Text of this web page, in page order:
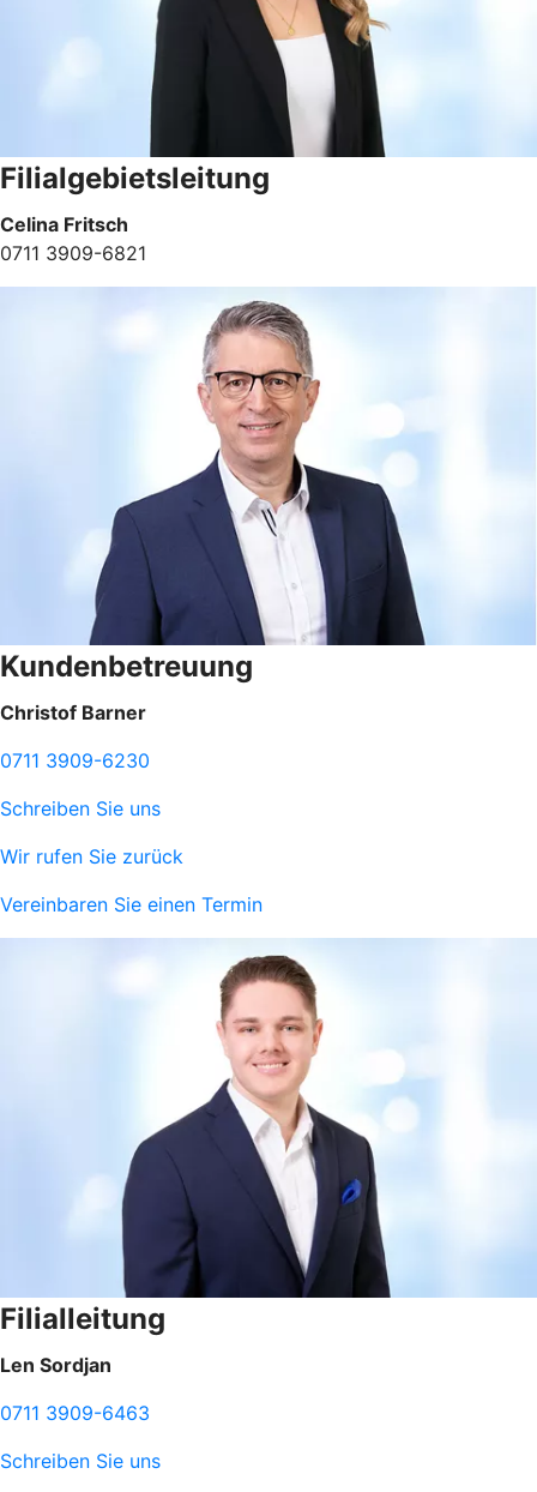
Filialgebietsleitung
Celina Fritsch
0711 3909-6821
Kundenbetreuung
Christof Barner
0711 3909-6230
Schreiben Sie uns
Wir rufen Sie zurück
Vereinbaren Sie einen Termin
Filialleitung
Len Sordjan
0711 3909-6463
Schreiben Sie uns